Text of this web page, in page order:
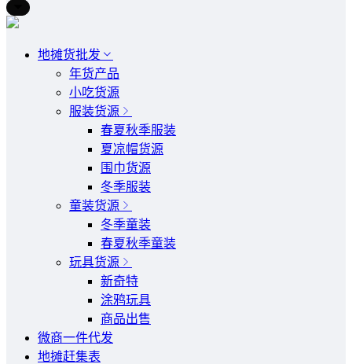
地摊货批发
年货产品
小吃货源
服装货源
春夏秋季服装
夏凉帽货源
围巾货源
冬季服装
童装货源
冬季童装
春夏秋季童装
玩具货源
新奇特
涂鸦玩具
商品出售
微商一件代发
地摊赶集表